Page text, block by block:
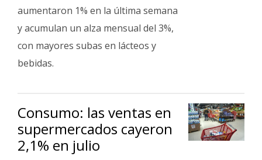
aumentaron 1% en la última semana
y acumulan un alza mensual del 3%,
con mayores subas en lácteos y
bebidas.
Consumo: las ventas en
supermercados cayeron
2,1% en julio